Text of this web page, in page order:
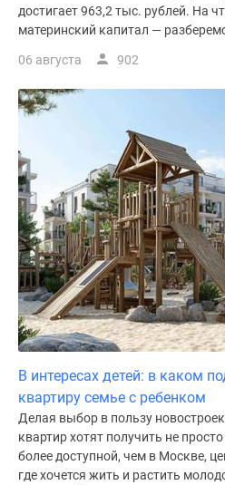
достигает 963,2 тыс. рублей. На
материнский капитал —
06 августа 902
В интересах детей: в каком
квартиру семье с ребенком
Делая выбор в пользу
квартир хотят получить не
более доступной, чем в Москве,
где хочется жить и растить